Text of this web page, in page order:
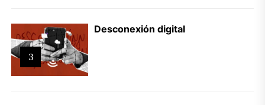
3
Desconexión digital